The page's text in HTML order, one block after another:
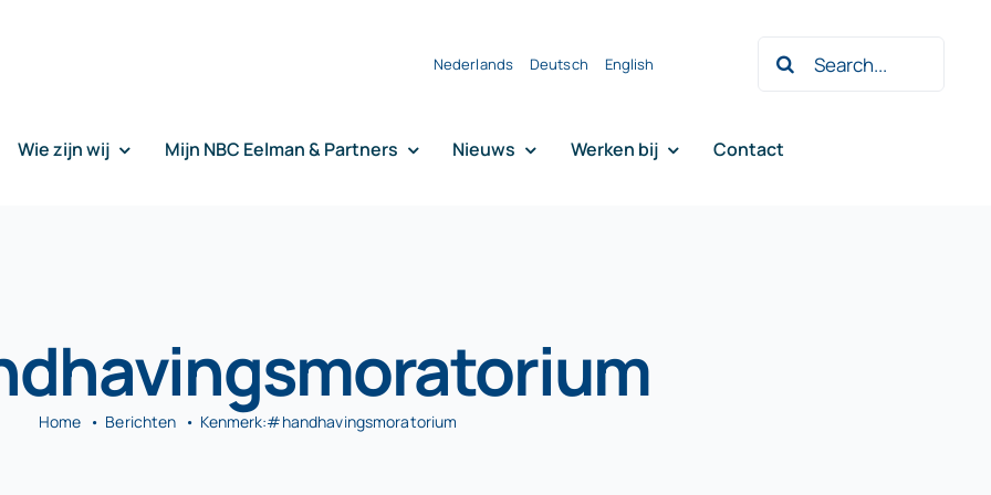
Nederlands Deutsch English
Zoeken
naar:
Wie zijn wij Mijn NBC Eelman & Partners Nieuws Werken bij Contact
Home Berichten Kenmerk:#handhavingsmoratorium